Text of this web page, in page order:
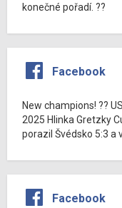
konečné pořadí. ??
Facebook
New champions! ??
2025 Hlinka Gretzky
porazil Švédsko 5:3 a
Facebook